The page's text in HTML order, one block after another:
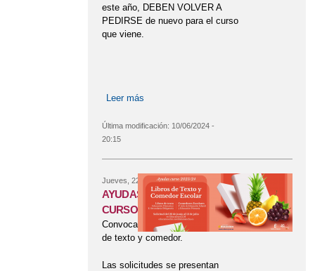
este año, DEBEN VOLVER A
PEDIRSE de nuevo para el curso
que viene.
Leer más
Última modificación: 10/06/2024 -
20:15
Jueves, 22 Junio, 2023
AYUDAS LIBROS DE TEXTO
CURSO 2023/2024
Convocadas las ayudas para libros
de texto y comedor.
Las solicitudes se presentan